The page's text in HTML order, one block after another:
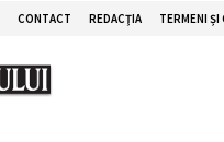
CONTACT REDACŢIA TERMENI ȘI